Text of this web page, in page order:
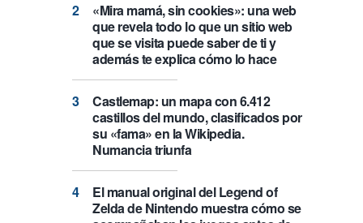
«Mira mamá, sin cookies»: una web
que revela todo lo que un sitio web
que se visita puede saber de ti y
además te explica cómo lo hace
Castlemap: un mapa con 6.412
castillos del mundo, clasificados por
su «fama» en la Wikipedia.
Numancia triunfa
El manual original del Legend of
Zelda de Nintendo muestra cómo se